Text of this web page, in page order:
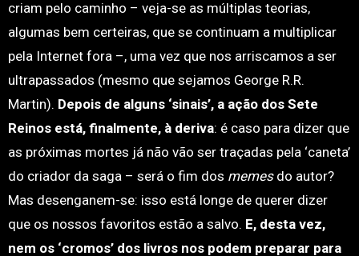
criam pelo caminho – veja-se as múltiplas teorias,
algumas bem certeiras, que se continuam a multiplicar
pela Internet fora –, uma vez que nos arriscamos a ser
ultrapassados (mesmo que sejamos George R.R.
Martin). Depois de alguns ‘sinais’, a ação dos Sete
Reinos está, finalmente, à deriva: é caso para dizer que
as próximas mortes já não vão ser traçadas pela ‘caneta’
do criador da saga – será o fim dos memesdo autor?
Mas desenganem-se: isso está longe de querer dizer
que os nossos favoritos estão a salvo. E, desta vez,
nem os ‘cromos’ dos livros nos podem preparar para